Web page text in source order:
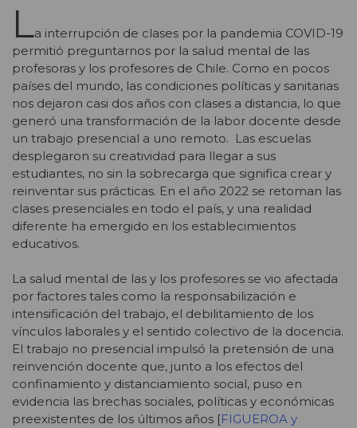
La interrupción de clases por la pandemia COVID-19
permitió preguntarnos por la salud mental de las
profesoras y los profesores de Chile. Como en pocos
países del mundo, las condiciones políticas y sanitarias
nos dejaron casi dos años con clases a distancia, lo que
generó una transformación de la labor docente desde
un trabajo presencial a uno remoto. Las escuelas
desplegaron su creatividad para llegar a sus
estudiantes, no sin la sobrecarga que significa crear y
reinventar sus prácticas. En el año 2022 se retoman las
clases presenciales en todo el país, y una realidad
diferente ha emergido en los establecimientos
educativos.
La salud mental de las y los profesores se vio afectada
por factores tales como la responsabilización e
intensificación del trabajo, el debilitamiento de los
vínculos laborales y el sentido colectivo de la docencia.
El trabajo no presencial impulsó la pretensión de una
reinvención docente que, junto a los efectos del
confinamiento y distanciamiento social, puso en
evidencia las brechas sociales, políticas y económicas
preexistentes de los últimos años [FIGUEROA y